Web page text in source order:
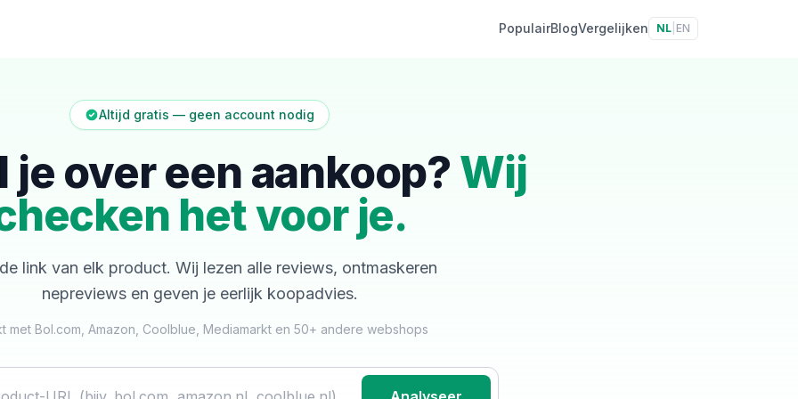
PopulairBlogVergelijken NL EN
Altijd gratis — geen account nodig
je over een aankoop? Wij
het voor je.
link van elk product. Wij lezen alle reviews, ontmaskeren
nepreviews en geven je eerlijk koopadvies.
met Bol.com, Amazon, Coolblue, Mediamarkt en 50+ andere webshops